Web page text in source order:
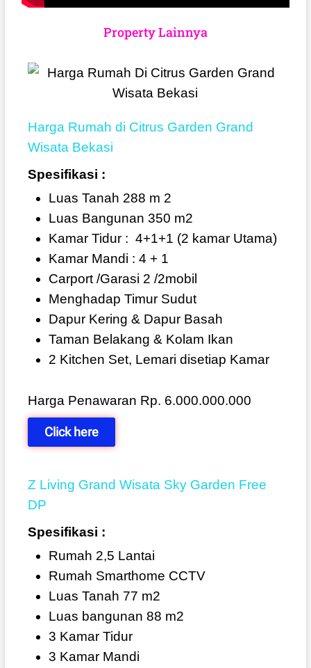
Property Lainnya
Harga Rumah di Citrus Garden Grand
Wisata Bekasi
Spesifikasi :
Luas Tanah 288 m 2
Luas Bangunan 350 m2
Kamar Tidur : 4+1+1 (2 kamar Utama)
Kamar Mandi : 4 + 1
Carport /Garasi 2 /2mobil
Menghadap Timur Sudut
Dapur Kering & Dapur Basah
Taman Belakang & Kolam Ikan
2 Kitchen Set, Lemari disetiap Kamar
Harga Penawaran Rp. 6.000.000.000
Click here
Z Living Grand Wisata Sky Garden Free
DP
Spesifikasi :
Rumah 2,5 Lantai
Rumah Smarthome CCTV
Luas Tanah 77 m2
Luas bangunan 88 m2
3 Kamar Tidur
3 Kamar Mandi